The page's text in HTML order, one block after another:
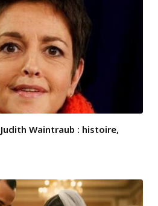
Waintraub : histoire,